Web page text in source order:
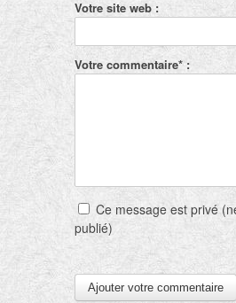
Votre site web :
Votre commentaire* :
Ce message est privé
publié)